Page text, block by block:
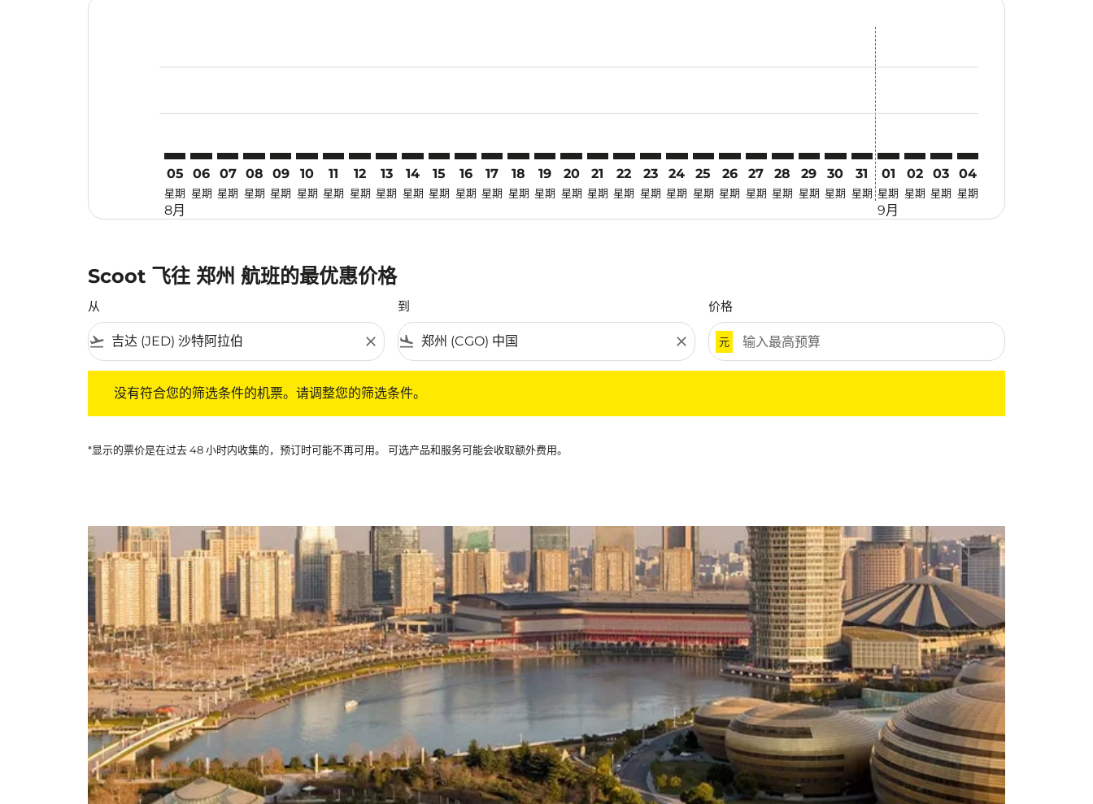
05
星期
8月
06
星期
07
星期
08
星期
09
星期
10
星期
11
星期
12
星期
13
星期
14
星期
15
星期
16
星期
17
星期
18
星期
19
星期
20
星期
21
星期
JED–CGO: cmp-view-offers-disclaimer. 寻找优惠
22
星期
JED–CGO: cmp-view-offers-disclaimer. 寻找优惠
23
星期
JED–CGO: cmp-view-offers-disclaimer. 寻找优惠
24
星期
JED–CGO: cmp-view-offers-disclaimer. 寻找优惠
25
星期
JED–CGO: cmp-view-offers-disclaimer. 寻找优惠
26
星期
JED–CGO: cmp-view-offers-disclaimer. 寻找优惠
27
星期
JED–CGO: cmp-view-offers-disclaimer. 寻找优惠
28
星期
JED–CGO: cmp-view-offers-disclaimer. 寻找优惠
29
星期
JED–CGO: cmp-view-offers-disclaimer. 寻找
30
星期
JED–CGO: cmp-view-offers-disclaimer.
31
星期
01
星期
9月
02
星期
03
星期
04
星期
Scoot 飞往 郑州 航班的最优惠价格
从
flight_takeoff close
到
flight_land close
价格
元
没有符合您的筛选条件的机票。请调整您的筛选条件。
*显示的票价是在过去 48 小时内收集的，预订时可能不再可用。 可选产品和服务可能会收取额外费用。